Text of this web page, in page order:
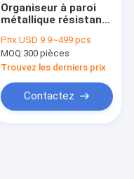
Organiseur à paroi
métallique résistant
Organiseur à feuille
métallique
Prix:USD 9.9~499 pcs
MOQ:300 pièces
Trouvez les derniers prix
Contactez